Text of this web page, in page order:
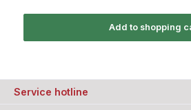
Add to shopping
Service hotline